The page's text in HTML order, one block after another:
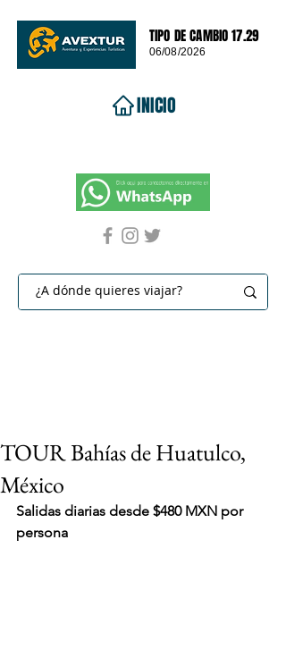
TIPO DE CAMBIO 17.29
06/08/2026
INICIO
TOUR Bahías de Huatulco,
México
Salidas diarias desde $480 MXN por
persona